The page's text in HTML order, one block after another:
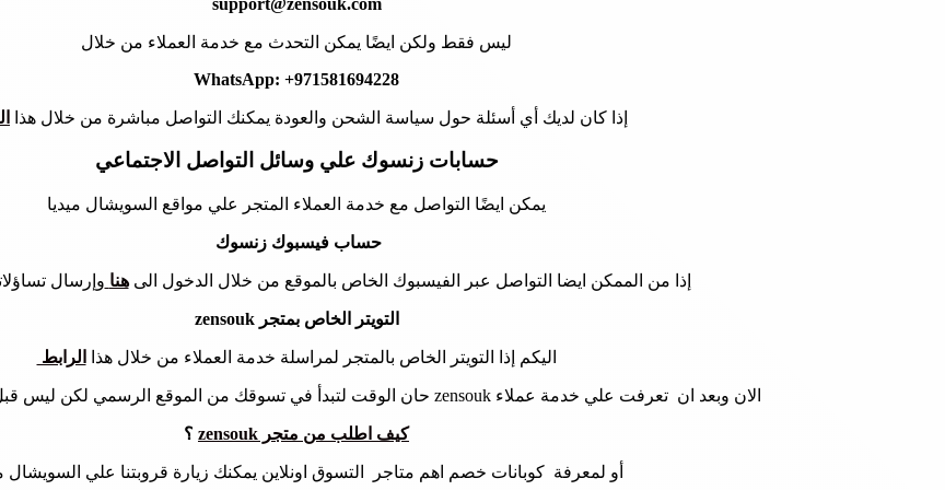
support@zensouk.com
ليس فقط ولكن ايضًا يمكن التحدث مع خدمة العملاء من خلال
WhatsApp: +971581694228
إذا كان لديك أي أسئلة حول سياسة الشحن والعودة يمكنك التواصل مباشرة من خلال هذا
حسابات زنسوك علي وسائل التواصل الاجتماعي
يمكن ايضًا التواصل مع خدمة العملاء المتجر علي مواقع السويشال ميديا
حساب فيسبوك زنسوك
إذا من الممكن ايضا التواصل عبر الفيسبوك الخاص بالموقع من خلال الدخول الىهنا وإرسال
التويتر الخاص بمتجر zensouk
اليكم إذا التويتر الخاص بالمتجر لمراسلة خدمة العملاء من خلال هذا الرابط
الان وبعد ان تعرفت علي خدمة عملاء zensouk حان الوقت لتبدأ في تسوقك من الموقع الرسمي لكن ليس قبل ان تقراء المقال التالي
كيف اطلب من متجر zensouk ؟
أو لمعرفة كوبانات خصم اهم متاجر التسوق اونلاين يمكنك زيارة قروبتنا علي السويشال